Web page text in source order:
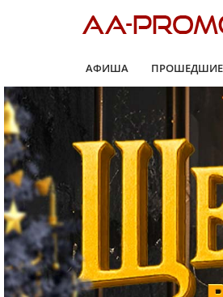
содержимому
АФИША ПРОШЕДШИЕ